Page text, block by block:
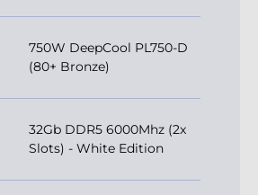
750W DeepCool PL750-D
(80+ Bronze)
32Gb DDR5 6000Mhz (2x
Slots) - White Edition